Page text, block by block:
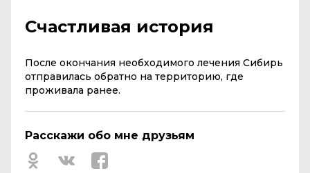
Счастливая история
После окончания необходимого лечения Сибирь
отправилась обратно на территорию, где
проживала ранее.
Расскажи обо мне друзьям